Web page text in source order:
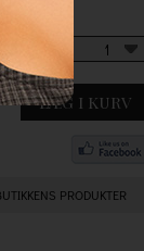
1
LÆG I KURV
PRODUKTER